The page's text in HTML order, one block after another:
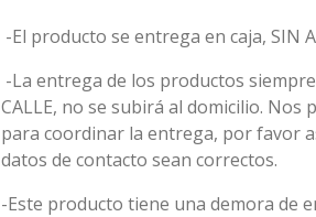
-El producto se entrega en caja, SIN
-La entrega de los productos siempre
CALLE, no se subirá al domicilio. Nos
para coordinar la entrega, por favor
datos de contacto sean correctos.
-Este producto tiene una demora de